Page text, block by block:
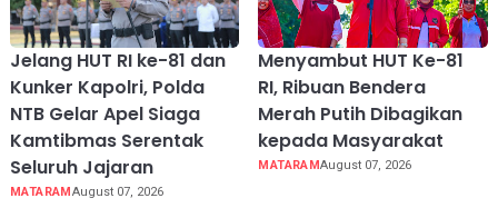
Jelang HUT RI ke-81 dan
Kunker Kapolri, Polda
NTB Gelar Apel Siaga
Kamtibmas Serentak
Seluruh Jajaran
MATARAM August 07, 2026
Menyambut HUT Ke-81
RI, Ribuan Bendera
Merah Putih Dibagikan
kepada Masyarakat
MATARAMAugust 07, 2026